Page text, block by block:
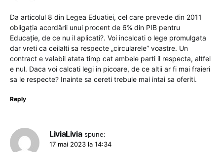
Da articolul 8 din Legea Eduatiei, cel care prevede din 2011
obligația acordării unui procent de 6% din PIB pentru
Educație, de ce nu il aplicati?. Voi incalcati o lege promulgata
dar vreti ca ceilalti sa respecte „circularele” voastre. Un
contract e valabil atata timp cat ambele parti il respecta, altfel
e nul. Daca voi calcati legi in picoare, de ce altii ar fi mai fraieri
sa le respecte? Inainte sa cereti trebuie mai intai sa oferiti.
Reply
LiviaLivia spune:
17 mai 2023 la 14:34